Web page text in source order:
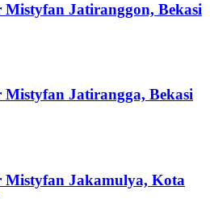
Jatiranggon, Bekasi
Mistyfan Jatirangga, Bekasi
Mistyfan Jakamulya, Kota